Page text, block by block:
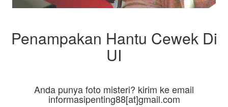
Penampakan Hantu Cewek Di
UI
Anda punya foto misteri? kirim ke email
informasipenting88[at]gmail.com